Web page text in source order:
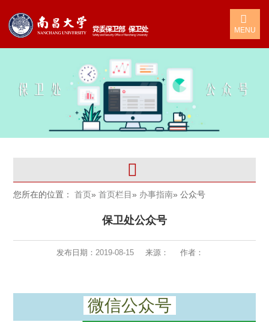
MENU
您所在的位置：首页»首页栏目» 办事指南» 公众号
保卫处公众号
发布日期： 2019-08-15 来源： 作者：
微信公众号